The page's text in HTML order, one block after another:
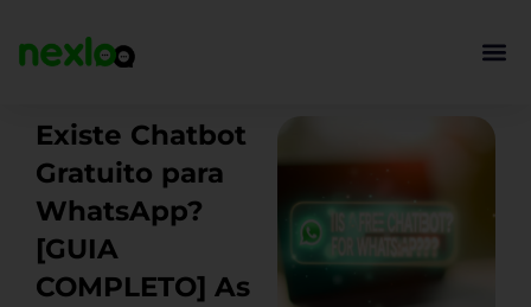
para
Existe Chatbot
Gratuito para
WhatsApp?
[GUIA
COMPLETO] As